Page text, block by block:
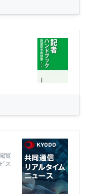
覧
ス